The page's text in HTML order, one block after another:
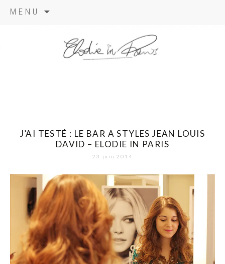
MENU
J’AI TESTÉ : LE BAR A STYLES JEAN LOUIS
DAVID – ELODIE IN PARIS
23 juin 2014